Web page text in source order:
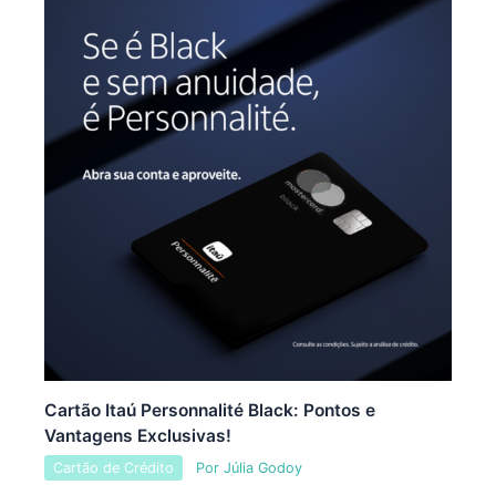
Cartão Itaú Personnalité Black: Pontos e
Vantagens Exclusivas!
Cartão de Crédito Por Júlia Godoy